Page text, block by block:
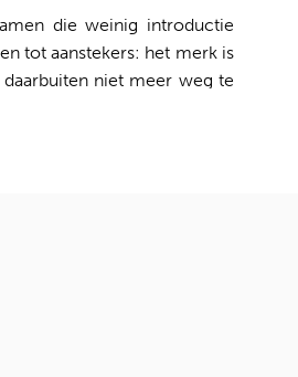
die weinig introductie
tot aanstekers: het merk is
niet meer weg te